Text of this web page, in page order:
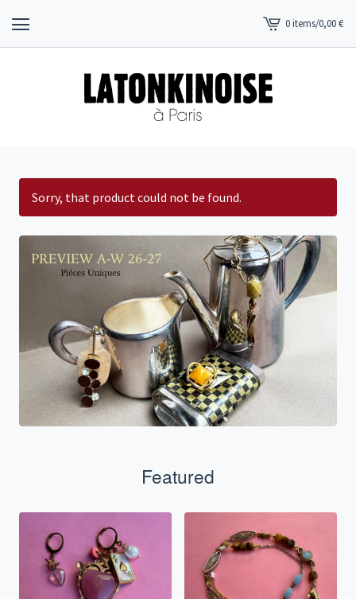
View
cart
0 items/0,00€
Sorry, that product could not be found.
Featured